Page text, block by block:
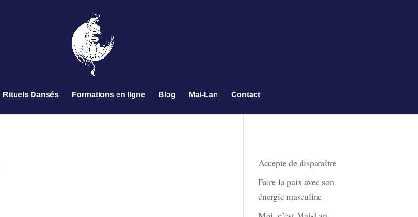
Rituels Dansés Formations en ligne Blog Mai-Lan Contact
Accepte de disparaître
Faire la paix avec son
énergie masculine